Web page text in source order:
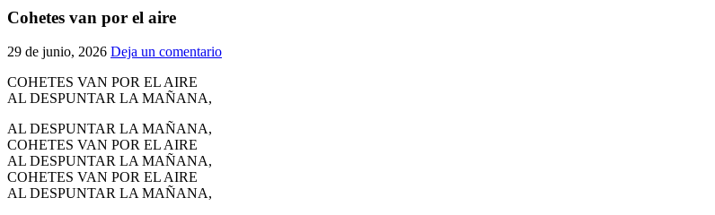
Cohetes van por el aire
29 de junio, 2026 Deja un comentario
COHETES VAN POR EL AIRE
AL DESPUNTAR LA MAÑANA,
AL DESPUNTAR LA MAÑANA,
COHETES VAN POR EL AIRE
AL DESPUNTAR LA MAÑANA,
COHETES VAN POR EL AIRE
AL DESPUNTAR LA MAÑANA,